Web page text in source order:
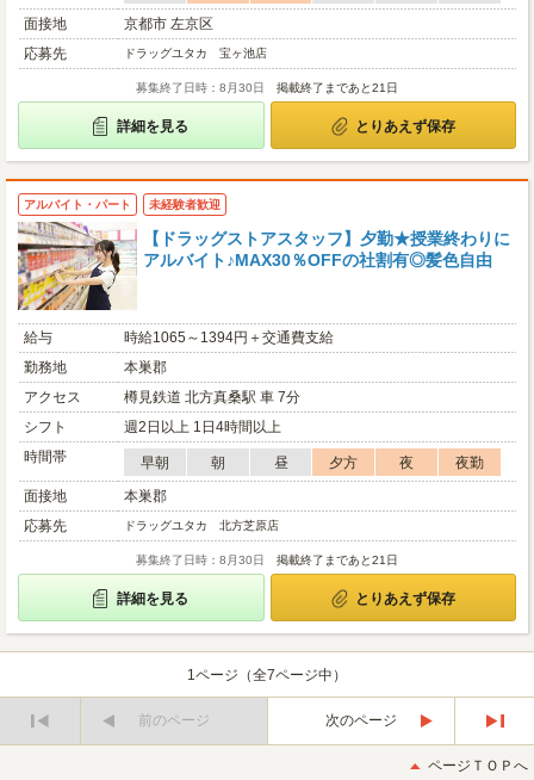
面接地
京都市 左京区
応募先
ドラッグユタカ 宝ヶ池店
募集終了日時：8月30日 掲載終了まであと21日
詳細を見る とりあえず保存
アルバイト・パート 未経験者歓迎
【ドラッグストアスタッフ】夕勤★授業終わりに
アルバイト♪MAX30％OFFの社割有◎髪色自由
給与
時給1065～1394円＋交通費支給
勤務地
本巣郡
アクセス
樽見鉄道 北方真桑駅 車 7分
シフト
週2日以上 1日4時間以上
時間帯
早朝 朝 昼 夕方 夜
夜勤
面接地
本巣郡
応募先
ドラッグユタカ 北方芝原店
募集終了日時：8月30日 掲載終了まであと21日
詳細を見る とりあえず保存
1ページ（全7ページ中）
前のページ
次のページ
後
ページＴＯＰへ